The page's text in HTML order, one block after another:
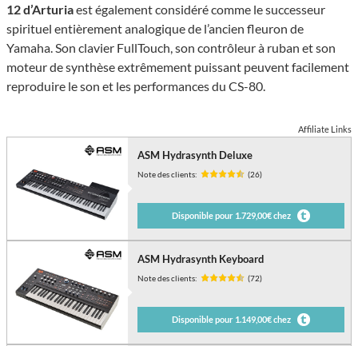
12 d’Arturiaest également considéré comme le successeur
spirituel entièrement analogique de l’ancien fleuron de
Yamaha. Son clavier FullTouch, son contrôleur à ruban et son
moteur de synthèse extrêmement puissant peuvent facilement
reproduire le son et les performances du CS-80.
Affiliate Links
ASM Hydrasynth Deluxe
Note des clients: (26)
Disponible pour 1.729,00€ chez
ASM Hydrasynth Keyboard
Note des clients: (72)
Disponible pour 1.149,00€ chez